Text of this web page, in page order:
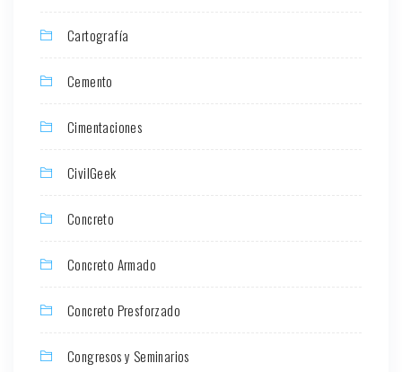
Cartografía
Cemento
Cimentaciones
CivilGeek
Concreto
Concreto Armado
Concreto Presforzado
Congresos y Seminarios